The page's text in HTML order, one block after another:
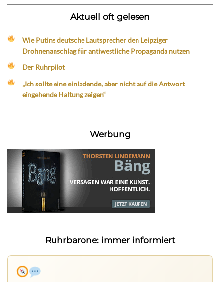
Aktuell oft gelesen
Wie Putins deutsche Lautsprecher den Leipziger
Drohnenanschlag für antiwestliche Propaganda nutzen
Der Ruhrpilot
„Ich sollte eine einladende, aber nicht auf die Antwort
eingehende Haltung zeigen“
Werbung
Ruhrbarone: immer informiert